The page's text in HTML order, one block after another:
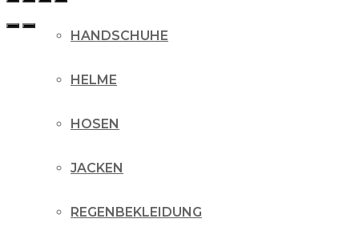
HANDSCHUHE
HELME
HOSEN
JACKEN
REGENBEKLEIDUNG